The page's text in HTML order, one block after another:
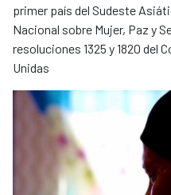
primer país del Sudeste
Nacional sobre Mujer, Paz y
resoluciones 1325 y 1820 del
Unidas